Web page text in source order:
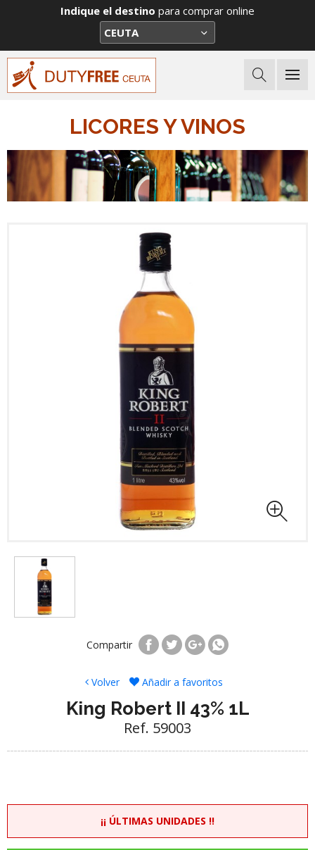
Indique el destino para comprar online
LICORES Y VINOS
Compartir
Volver Añadir a favoritos
King Robert II 43% 1L
Ref. 59003
¡¡ ÚLTIMAS UNIDADES !!